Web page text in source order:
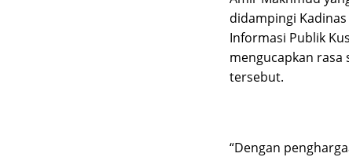
didampingi
Informasi Publik
mengucapkan
tersebut.
“Dengan